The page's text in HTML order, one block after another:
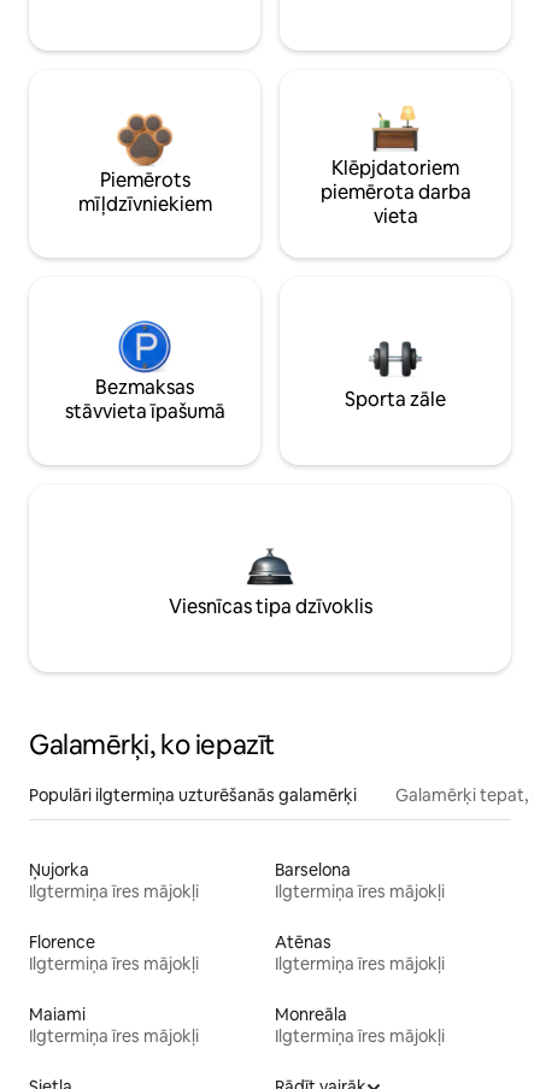
Piemērots
mīļdzīvniekiem
Klēpjdatoriem
piemērota darba
vieta
Bezmaksas
stāvvieta īpašumā
Sporta zāle
Viesnīcas tipa dzīvoklis
Galamērķi, ko iepazīt
Populāri ilgtermiņa uzturēšanās galamērķi Galamērķi tepat,
Ņujorka
Ilgtermiņa īres mājokļi
Barselona
Ilgtermiņa īres mājokļi
Florence
Ilgtermiņa īres mājokļi
Atēnas
Ilgtermiņa īres mājokļi
Maiami
Ilgtermiņa īres mājokļi
Monreāla
Ilgtermiņa īres mājokļi